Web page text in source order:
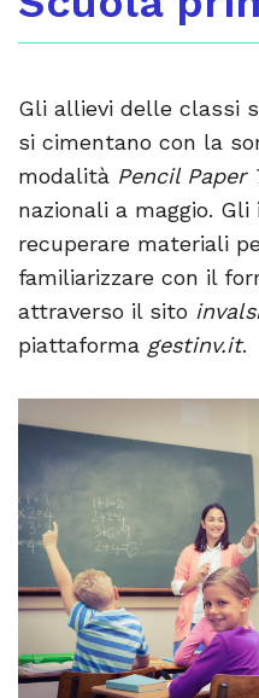
Gli allievi delle classi
si cimentano con la
modalità Pencil Paper
nazionali a maggio.
recuperare materiali
familiarizzare con il
attraverso il sito
piattaforma gestinv.it.